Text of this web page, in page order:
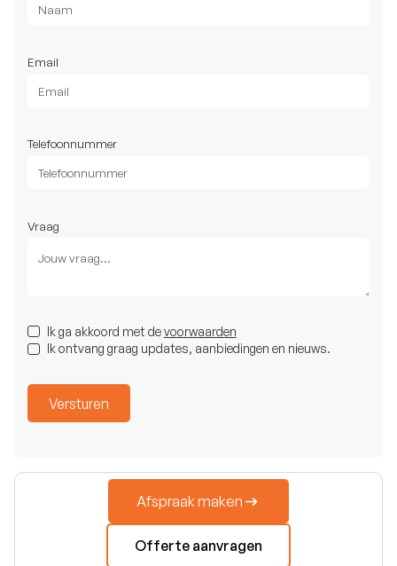
Email
Telefoonnummer
Vraag
Ik ga akkoord met devoorwaarden
Ik ontvang graag updates, aanbiedingen en nieuws.
Afspraak maken
Offerte aanvragen